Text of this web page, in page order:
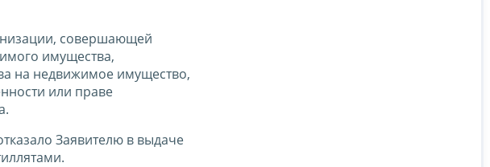
совершающей
имущества,
на недвижимое имущество,
или праве
Заявителю в выдаче